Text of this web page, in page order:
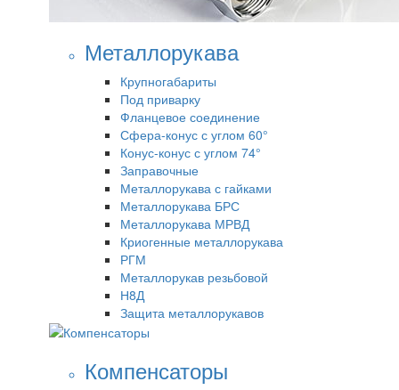
Металлорукава
Крупногабариты
Под приварку
Фланцевое соединение
Сфера-конус с углом 60°
Конус-конус с углом 74°
Заправочные
Металлорукава с гайками
Металлорукава БРС
Металлорукава МРВД
Криогенные металлорукава
РГМ
Металлорукав резьбовой
Н8Д
Защита металлорукавов
Компенсаторы